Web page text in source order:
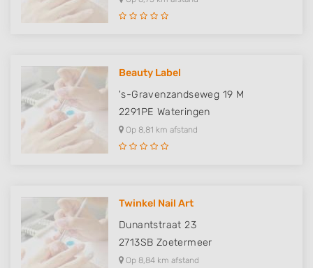
Beauty Label
's-Gravenzandseweg 19 M
2291PE Wateringen
Op 8,81 km afstand
Twinkel Nail Art
Dunantstraat 23
2713SB Zoetermeer
Op 8,84 km afstand